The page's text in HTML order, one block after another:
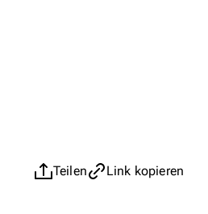
Teilen Link kopieren